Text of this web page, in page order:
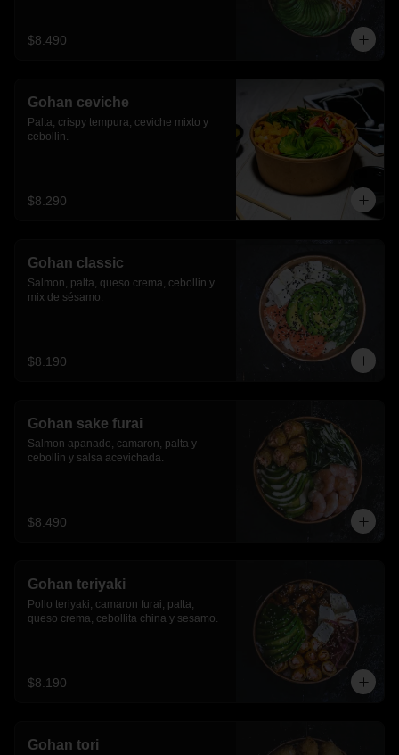
$8.490
Gohan ceviche
Palta, crispy tempura, ceviche mixto y
cebollin.
$8.290
Gohan classic
Salmon, palta, queso crema, cebollin y
mix de sésamo.
$8.190
Gohan sake furai
Salmon apanado, camaron, palta y
cebollin y salsa acevichada.
$8.490
Gohan teriyaki
Pollo teriyaki, camaron furai, palta,
queso crema, cebollita china y sesamo.
$8.190
Gohan tori